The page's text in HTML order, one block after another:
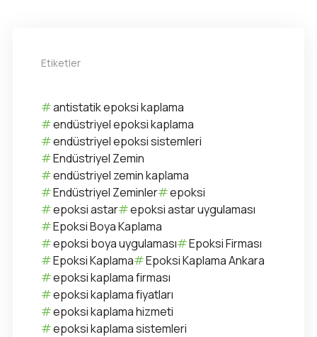
Etiketler
antistatik epoksi kaplama
endüstriyel epoksi kaplama
endüstriyel epoksi sistemleri
Endüstriyel Zemin
endüstriyel zemin kaplama
Endüstriyel Zeminler
epoksi
epoksi astar
epoksi astar uygulaması
Epoksi Boya Kaplama
epoksi boya uygulaması
Epoksi Firması
Epoksi Kaplama
Epoksi Kaplama Ankara
epoksi kaplama firması
epoksi kaplama fiyatları
epoksi kaplama hizmeti
epoksi kaplama sistemleri